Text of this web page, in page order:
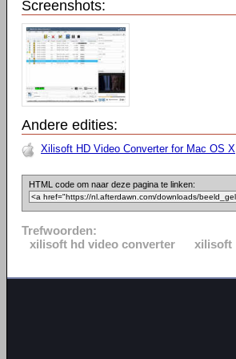
Screenshots:
Andere edities:
Xilisoft HD Video Converter for Mac OS X
HTML code om naar deze pagina te linken:
Trefwoorden:
xilisoft hd video converter
xilisoft